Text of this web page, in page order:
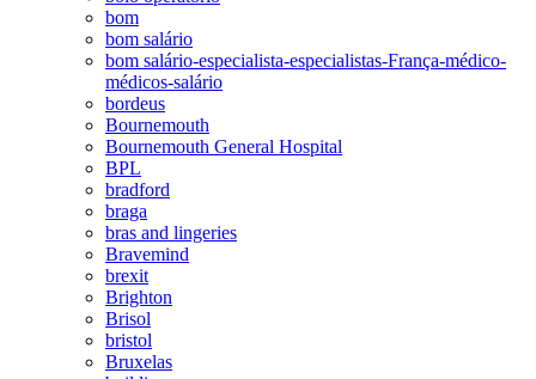
bom
bom salário
bom salário-especialista-especialistas-França-médico-
médicos-salário
bordeus
Bournemouth
Bournemouth General Hospital
BPL
bradford
braga
bras and lingeries
Bravemind
brexit
Brighton
Brisol
bristol
Bruxelas